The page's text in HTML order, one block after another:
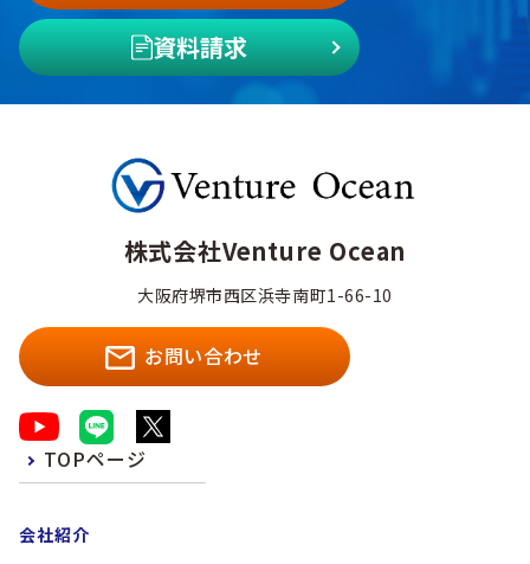
資料請求
株式会社Venture Ocean
大阪府堺市西区浜寺南町1-66-10
お問い合わせ
TOPページ
会社紹介